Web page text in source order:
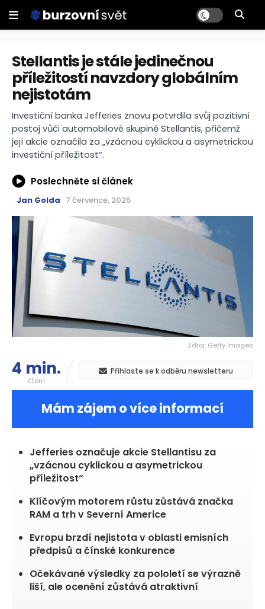
Stellantis je stále jedinečnou
příležitostí navzdory globálním
nejistotám
Investiční banka Jefferies znovu potvrdila svůj pozitivní
postoj vůči automobilové skupině Stellantis, přičemž
její akcie označila za „vzácnou cyklickou a asymetrickou
investiční příležitost“.
Poslechněte si článek
Jan Golda 7 července, 2025
Zdroj: Getty Images
4 min.
čtení
Přihlaste se k odběru newsletteru
Mám zájem o více informací
Jefferies označuje akcie Stellantisu za
„vzácnou cyklickou a asymetrickou
příležitost“
Klíčovým motorem růstu zůstává značka
RAM a trh v Severní Americe
Evropu brzdí nejistota v oblasti emisních
předpisů a čínské konkurence
Očekávané výsledky za pololetí se výrazně
liší, ale ocenění zůstává atraktivní